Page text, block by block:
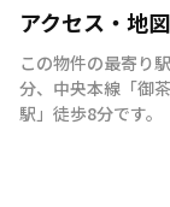
アクセス・地図
この物件の最寄り
分、 中央本線 「御
駅 」 徒歩8分です。